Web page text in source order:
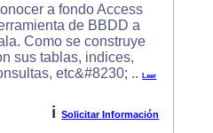
a fondo Access
de BBDD a
Como se construye
sus tablas, indices,
etc&#8230; ..Leer
i Solicitar Información